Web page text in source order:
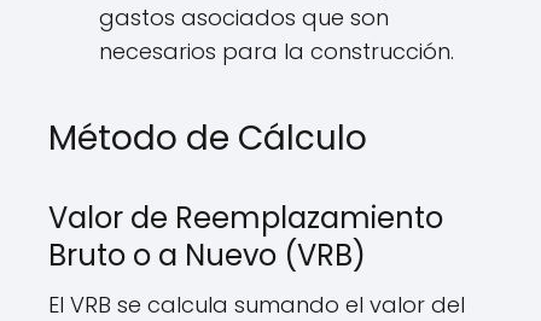
gastos asociados que son
necesarios para la construcción.
Método de Cálculo
Valor de Reemplazamiento
Bruto o a Nuevo (VRB)
El VRB se calcula sumando el valor del